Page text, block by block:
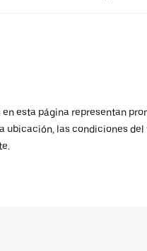
en esta página representan
ubicación, las condiciones